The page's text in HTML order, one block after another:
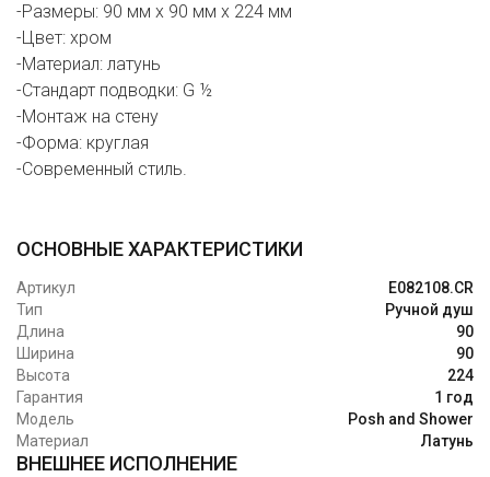
-Размеры: 90 мм х 90 мм х 224 мм
-Цвет: хром
-Материал: латунь
-Стандарт подводки: G ½
-Монтаж на стену
-Форма: круглая
-Современный стиль.
ОСНОВНЫЕ ХАРАКТЕРИСТИКИ
Артикул
E082108.CR
Тип
Ручной душ
Длина
90
Ширина
90
Высота
224
Гарантия
1 год
Модель
Posh and Shower
Материал
Латунь
ВНЕШНЕЕ ИСПОЛНЕНИЕ